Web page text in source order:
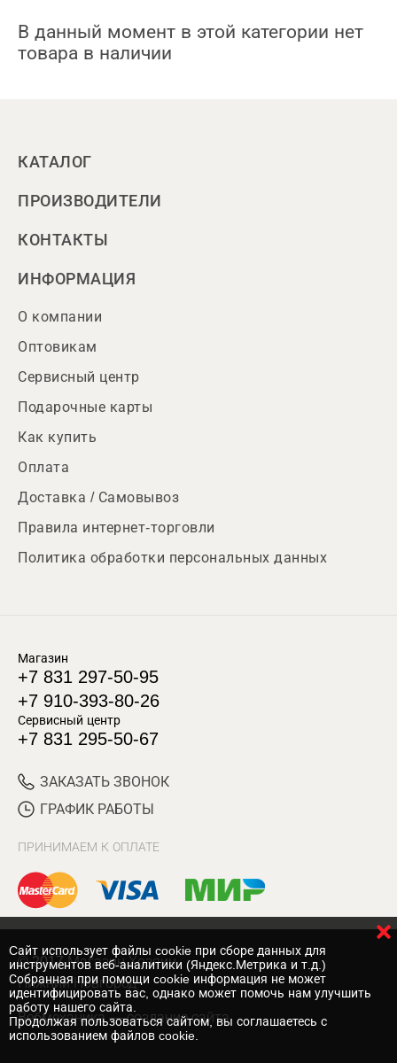
В данный момент в этой категории нет
товара в наличии
КАТАЛОГ
ПРОИЗВОДИТЕЛИ
КОНТАКТЫ
ИНФОРМАЦИЯ
О компании
Оптовикам
Сервисный центр
Подарочные карты
Как купить
Оплата
Доставка / Самовывоз
Правила интернет-торговли
Политика обработки персональных данных
Магазин
+7 831 297-50-95
+7 910-393-80-26
Сервисный центр
+7 831 295-50-67
ЗАКАЗАТЬ ЗВОНОК
ГРАФИК РАБОТЫ
ПРИНИМАЕМ К ОПЛАТЕ
© 2017 Магазин Хозяин
Нижний Новгород
Вебмеханика — создание сайта
Cайт использует файлы cookie при сборе данных для
инструментов веб-аналитики (Яндекс.Метрика и т.д.)
Собранная при помощи cookie информация не может
идентифицировать вас, однако может помочь нам улучшить
работу нашего сайта.
Продолжая пользоваться сайтом, вы соглашаетесь с
использованием файлов cookie.